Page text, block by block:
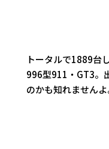
トータルで1889台
996型911・GT3。
のかも知れませんよ